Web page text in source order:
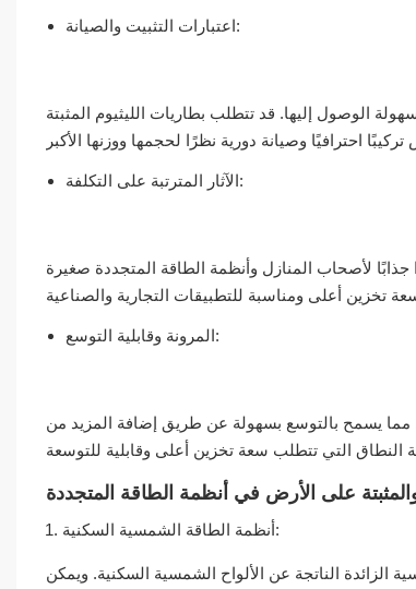
اعتبارات التثبيت والصيانة:
الوصول إليها. قد تتطلب بطاريات الليثيوم المثبتة
الآثار المترتبة على التكلفة:
جذابًا لأصحاب المنازل وأنظمة الطاقة المتجددة صغيرة
المرونة وقابلية التوسع:
مما يسمح بالتوسع بسهولة عن طريق إضافة المزيد من
على الأرض في أنظمة الطاقة المتجددة
أنظمة الطاقة الشمسية السكنية:
الزائدة الناتجة عن الألواح الشمسية السكنية. ويمكن